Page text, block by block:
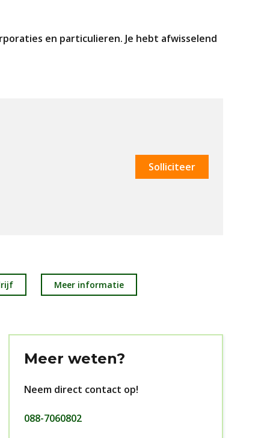
en particulieren. Je hebt afwisselend
Solliciteer
Meer informatie
Meer weten?
Neem direct contact op!
088-7060802